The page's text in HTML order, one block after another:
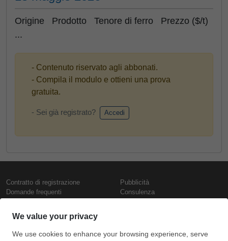
Origine Prodotto Tenore di ferro Prezzo ($/t)
...
- Contenuto riservato agli abbonati.
- Compila il modulo e ottieni una prova
gratuita.
- Sei già registrato? Accedi
Contratto di registrazione
Domande frequenti
Contattaci
Termini di utilizzo
Pubblicità
Consulenza